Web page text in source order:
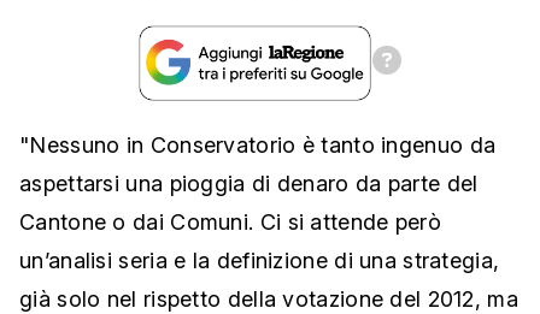
"Nessuno in Conservatorio è tanto ingenuo da
aspettarsi una pioggia di denaro da parte del
Cantone o dai Comuni. Ci si attende però
un’analisi seria e la definizione di una strategia,
già solo nel rispetto della votazione del 2012, ma